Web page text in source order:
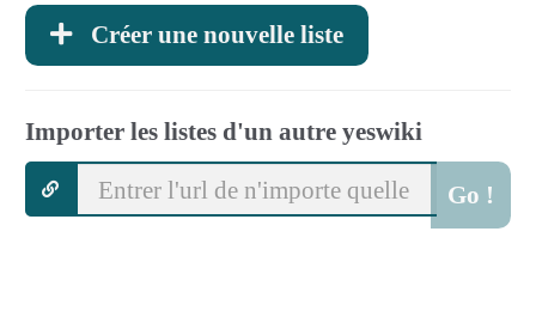
Créer une nouvelle liste
Importer les listes d'un autre yeswiki
Go !